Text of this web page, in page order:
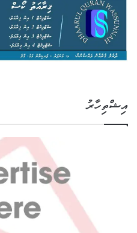
އިޝްތިހާރު